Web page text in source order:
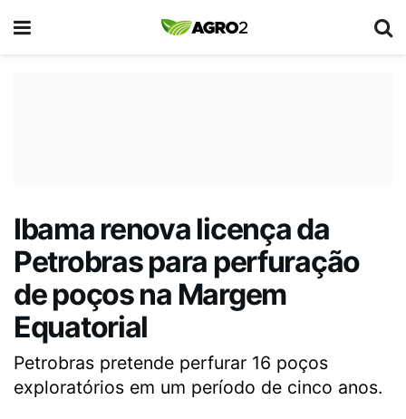
Ibama renova licença da
Petrobras para perfuração
de poços na Margem
Equatorial
Petrobras pretende perfurar 16 poços
exploratórios em um período de cinco anos.